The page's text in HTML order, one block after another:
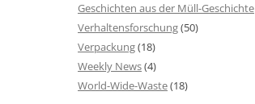
Geschichten aus der Müll-Geschichte
Verhaltensforschung(50)
Verpackung(18)
Weekly News(4)
World-Wide-Waste(18)